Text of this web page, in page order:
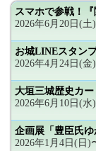
スマホで参戦！『
2026年6月20日(
お城LINEスタン
2026年4月24日(
大垣三城歴史カ
2026年6月10日(
企画展「豊臣氏ゆ
2026年1月4日(日)